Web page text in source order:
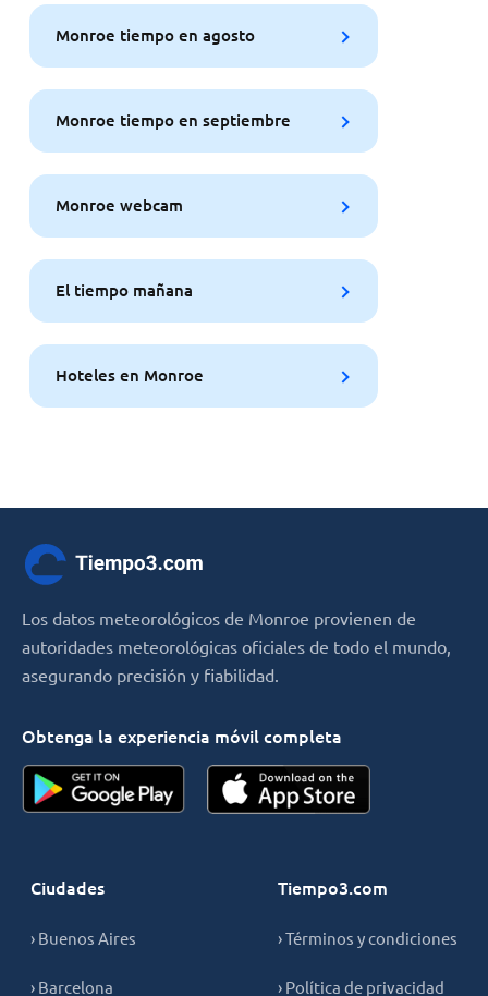
Monroe tiempo en agosto
Monroe tiempo en septiembre
Monroe webcam
El tiempo mañana
Hoteles en Monroe
Los datos meteorológicos de Monroe provienen de
autoridades meteorológicas oficiales de todo el mundo,
asegurando precisión y fiabilidad.
Obtenga la experiencia móvil completa
Ciudades
› Buenos Aires
› Barcelona
Tiempo3.com
› Términos y condiciones
› Política de privacidad